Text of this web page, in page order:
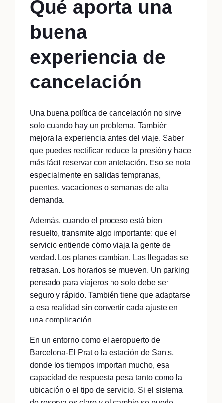
Qué aporta una
buena
experiencia de
cancelación
Una buena política de cancelación no sirve
solo cuando hay un problema. También
mejora la experiencia antes del viaje. Saber
que puedes rectificar reduce la presión y hace
más fácil reservar con antelación. Eso se nota
especialmente en salidas tempranas,
puentes, vacaciones o semanas de alta
demanda.
Además, cuando el proceso está bien
resuelto, transmite algo importante: que el
servicio entiende cómo viaja la gente de
verdad. Los planes cambian. Las llegadas se
retrasan. Los horarios se mueven. Un parking
pensado para viajeros no solo debe ser
seguro y rápido. También tiene que adaptarse
a esa realidad sin convertir cada ajuste en
una complicación.
En un entorno como el aeropuerto de
Barcelona-El Prat o la estación de Sants,
donde los tiempos importan mucho, esa
capacidad de respuesta pesa tanto como la
ubicación o el tipo de servicio. Si el sistema